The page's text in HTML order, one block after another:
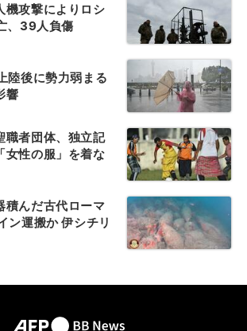
機攻撃によりロシ
、39人負傷
陸後に勢力弱まる
響
職者団体、独立記
女性の服」を着な
積んだ古代ローマ
ン運搬か 伊シチリ